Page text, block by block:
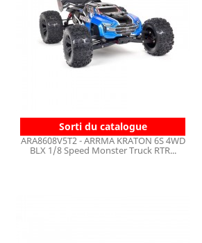
Sorti du catalogue
ARA8608V5T2 - ARRMA KRATON 6S 4WD
BLX 1/8 Speed Monster Truck RTR...